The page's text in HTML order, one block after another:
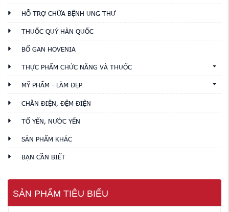
HỖ TRỢ CHỮA BỆNH UNG THƯ
THUỐC QUÝ HÀN QUỐC
BỔ GAN HOVENIA
THỰC PHẨM CHỨC NĂNG VÀ THUỐC
MỸ PHẨM - LÀM ĐẸP
CHĂN ĐIỆN, ĐỆM ĐIỆN
TỔ YẾN, NƯỚC YẾN
SẢN PHẨM KHÁC
BẠN CẦN BIẾT
SẢN PHẨM TIÊU BIỂU